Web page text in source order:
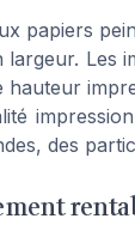
papiers
Les
des